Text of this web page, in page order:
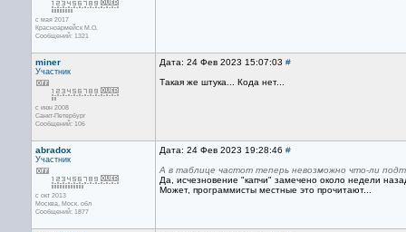
с мая 2017
Красноармейск М.О.
Сообщений: 1321
miner
Участник
с июн 2008
Санкт-Петербург
Сообщений: 106
Дата: 24 Фев 2023 15:07:03 #
Такая же штука... Кода нет...
abradox
Участник
с окт 2013
Москва, Mоск. обл
Сообщений: 1877
Дата: 24 Фев 2023 19:28:46 #
А в таблице частот теперь невозможно что-ли
Да, исчезновение "капчи" замечено около недели
Может, программисты местные это прочитают...